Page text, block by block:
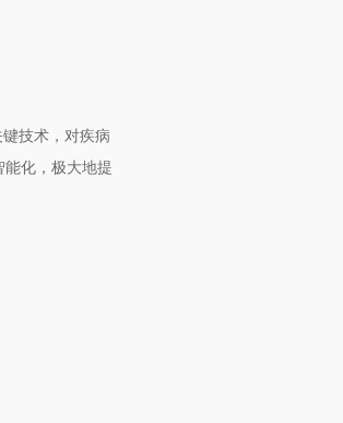
技术，对疾病
能化，极大地提